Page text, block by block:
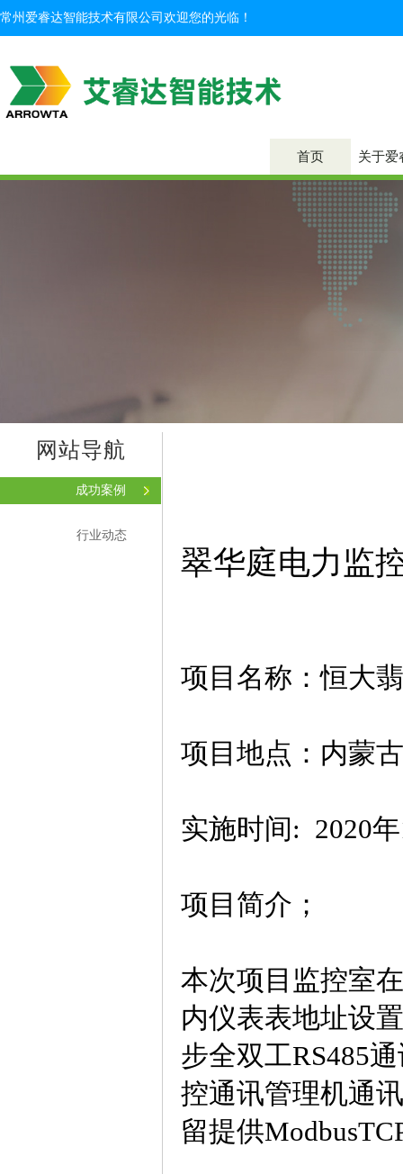
常州爱睿达智能技术有限公司欢迎您的光临！
首页 关于爱
网站导航
成功案例
行业动态
翠华庭电力监
项目名称：恒大
项目地点：内蒙古
实施时间: 2020
项目简介；
本次项目监控室
内仪表表地址设
步全双工RS485
控通讯管理机通
留提供